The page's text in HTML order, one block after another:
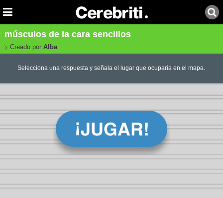
músculos de la cara sencillos
Creado por:Alba
Selecciona una respuesta y señala el lugar que ocuparía en el mapa.